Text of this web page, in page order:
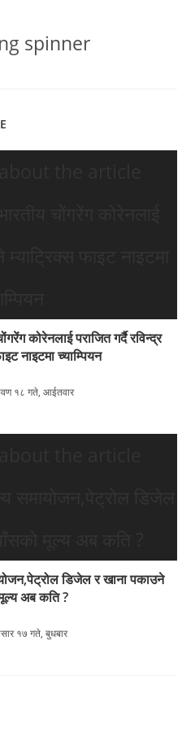
कोरेनलाई पराजित गर्दै रविन्द्र
नाइटमा च्याम्पियन
१८ गते, आईतवार
डिजेल र खाना पकाउने
अब कति ?
१७ गते, बुधबार